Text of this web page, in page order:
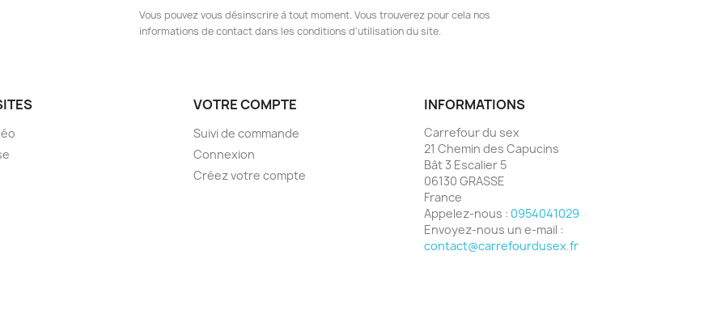
Vous pouvez vous désinscrire à tout moment. Vous trouverez pour cela nos
informations de contact dans les conditions d'utilisation du site.
VOTRE COMPTE
Suivi de commande
Connexion
Créez votre compte
INFORMATIONS
Carrefour du sex
21 Chemin des Capucins
Bât 3 Escalier 5
06130 GRASSE
France
Appelez-nous : 0954041029
Envoyez-nous un e-mail :
contact@carrefourdusex.fr